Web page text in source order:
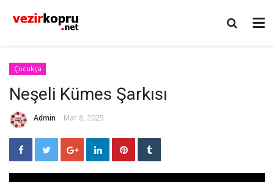
Çocukça
Neşeli Kümes Şarkısı
Admin Mar 8, 2025